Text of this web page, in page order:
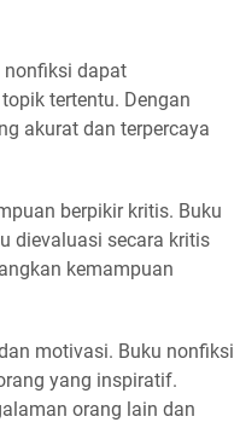
nonfiksi dapat
tertentu. Dengan
akurat dan terpercaya
berpikir kritis. Buku
dievaluasi secara kritis
kemampuan
motivasi. Buku nonfiksi
yang inspiratif.
orang lain dan